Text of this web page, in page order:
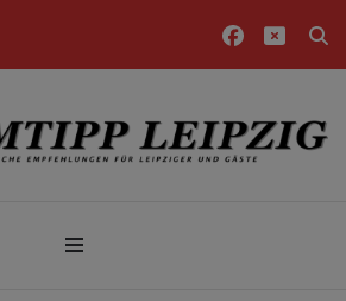
für Leipziger und Gäste